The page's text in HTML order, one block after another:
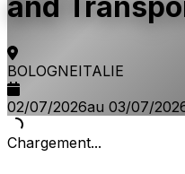
and
BOLOGNEITALIE
02/07/2026au 03/07/
Chargement...